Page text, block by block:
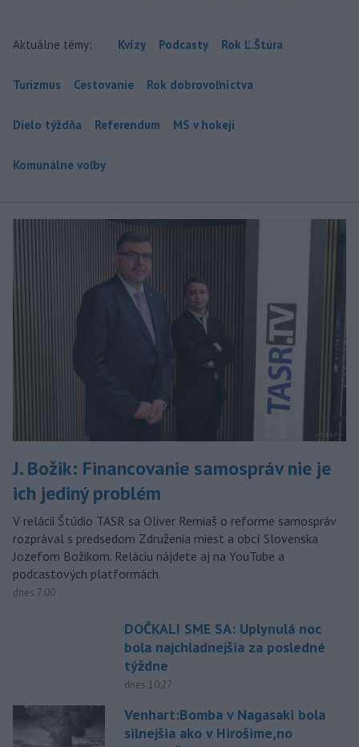
Aktuálne témy: Kvízy Podcasty Rok Ľ.Štúra
Turizmus Cestovanie Rok dobrovoľníctva
Dielo týždňa Referendum MS v hokeji
Komunálne voľby
J. Božik: Financovanie samospráv nie je
ich jediný problém
V relácii Štúdio TASR sa Oliver Remiaš o reforme samospráv
rozprával s predsedom Združenia miest a obcí Slovenska
Jozefom Božikom. Reláciu nájdete aj na YouTube a
podcastových platformách.
dnes 7:00
DOČKALI SME SA: Uplynulá noc
bola najchladnejšia za posledné
týždne
dnes 10:27
Venhart:Bomba v Nagasaki bola
silnejšia ako v Hirošime,no